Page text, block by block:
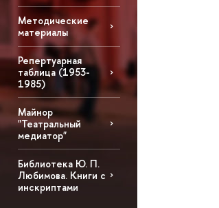
Методические
материалы
Репертуарная
таблица (1953-
1985)
Майнор
"Театральный
медиатор"
Библиотека Ю. П.
Любимова. Книги с
инскриптами